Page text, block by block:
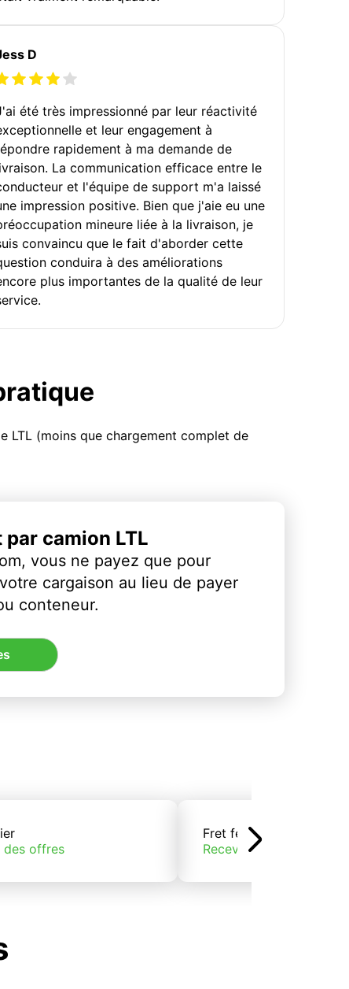
D
été très impressionné par leur réactivité
et leur engagement à
rapidement à ma demande de
La communication efficace entre le
et l'équipe de support m'a laissé
impression positive. Bien que j'aie eu une
mineure liée à la livraison, je
convaincu que le fait d'aborder cette
conduira à des améliorations
plus importantes de la qualité de leur
LTL (moins que chargement complet de
camion LTL
vous ne payez que pour
cargaison au lieu de payer
conteneur.
des offres
Fret ferroviaire
Recevoir des offres